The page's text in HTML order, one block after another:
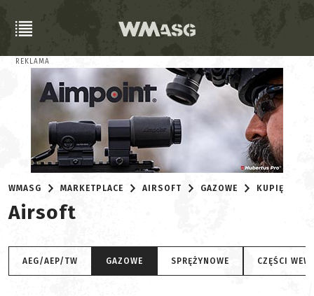
REKLAMA
WMASG MARKETPLACE AIRSOFT GAZOWE KUPIĘ
Airsoft
AEG/AEP/TW GAZOWE SPRĘŻYNOWE CZĘŚCI